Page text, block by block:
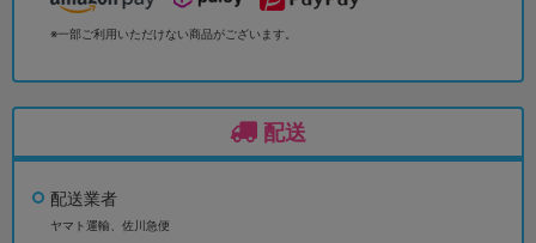
※一部ご利用いただけない商品がございます。
配送
配送業者
ヤマト運輸、佐川急便